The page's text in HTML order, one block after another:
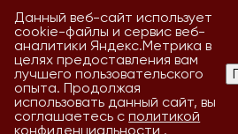
Данный веб-сайт использует
cookie-файлы и сервис веб-
аналитики Яндекс.Метрика в
целях предоставления вам
лучшего пользовательского
опыта. Продолжая
использовать данный сайт, вы
соглашаетесь сполитикой
конфиденциальности .